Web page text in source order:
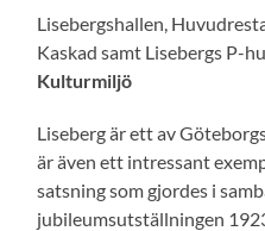
Lisebergshallen,
Kaskad samt Lisebergs P-
Kulturmiljö
Liseberg är ett av
är även ett intressant
satsning som gjordes i
jubileumsutställningen